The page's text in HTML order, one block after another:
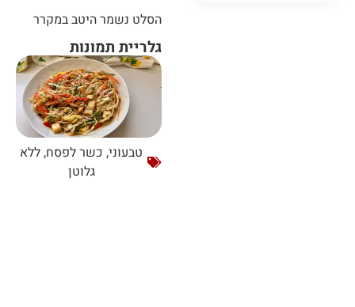
הסלט נשמר היטב במקרר
גלריית תמונות
טבעוני, כשר לפסח,ללא
גלוטן